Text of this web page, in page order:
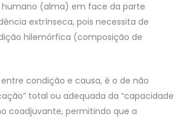
(alma) em face da parte
extrínseca, pois necessita de
hilemórfica (composição de
condição e causa, é o de não
total ou adequada da “capacidade
coadjuvante, permitindo que a